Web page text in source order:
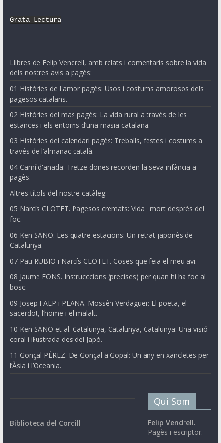
Grata Lectura
Llibres de Felip Vendrell, amb relats i comentaris sobre la vida
dels nostres avis a pagès:
01 Històries de l'amor pagès: Usos i costums amorosos dels
pagesos catalans.
02 Històries del mas pagès: La vida rural a través de les
estances i els entorns d’una masia catalana.
03 Històries del calendari pagès: Treballs, festes i costums a
través de l’almanac català.
04 Camí d'anada: Tretze dones recorden la seva infància a
pagès.
Altres títols del nostre catàleg:
05 Narcís CLOTET. Pagesos cremats: Vida i mort després del
foc.
06 Ken SANO. Les quatre estacions: Un retrat japonès de
Catalunya.
07 Pau RUBIO i Narcís CLOTET. Coses que feia el meu avi.
08 Jaume FONS. Instrucccions (precises) per quan hi ha foc al
bosc.
09 Josep FALP i PLANA. Mossèn Verdaguer: El poeta, el
sacerdot, l’home i el malalt.
10 Ken SANO et al. Catalunya, Catalunya, Catalunya: Una visió
coral i il·lustrada des del Japó.
11 Gonçal PÉREZ. De Gonçal a Gopal: Un any en xancletes per
l’Àsia i l’Oceania.
Biblioteca del Cordill
Qui Som
Felip Vendrell.
Pagès i escriptor.